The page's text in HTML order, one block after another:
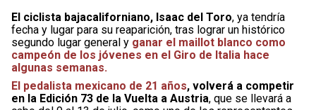
El ciclista bajacaliforniano, Isaac del Toro, ya tendría
fecha y lugar para su reaparición, tras lograr un histórico
segundo lugar general y ganar el maillot blanco como
campeón de los jóvenes en el Giro de Italia hace
algunas semanas.
El pedalista mexicano de 21 años, volverá a competir
en la Edición 73 de la Vuelta a Austria, que se llevará a